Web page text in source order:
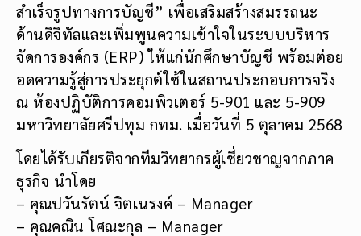
สำเร็จรูปทางการบัญชี” เพื่อเสริมสร้างสมรรถนะ
ด้านดิจิทัลและเพิ่มพูนความเข้าใจในระบบบริหาร
จัดการองค์กร (ERP) ให้แก่นักศึกษาบัญชี พร้อมต่อย
อดความรู้สู่การประยุกต์ใช้ในสถานประกอบการจริง
ณ ห้องปฏิบัติการคอมพิวเตอร์ 5-901 และ 5-909
มหาวิทยาลัยศรีปทุม กทม. เมื่อวันที่ 5 ตุลาคม 2568
โดยได้รับเกียรติจากทีมวิทยากรผู้เชี่ยวชาญจากภาค
ธุรกิจ นำโดย
– คุณปวันรัตน์ จิตเนรงค์ – Manager
– คุณคณิน โศณะกุล – Manager